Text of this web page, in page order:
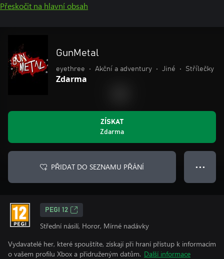
Přeskočit na hlavní obsah
GunMetal
eyethree • Akční a adventury • Jiné • Střílečky
Zdarma
ZÍSKAT
Zdarma
PŘIDAT DO SEZNAMU PŘÁNÍ ● ● ●
PEGI 12
Střední násilí, Horor, Mírné nadávky
Vydavatelé her, které spouštíte, získají při hraní přístup k informacím
o vašem profilu Xbox a přidruženým datům. Další informace